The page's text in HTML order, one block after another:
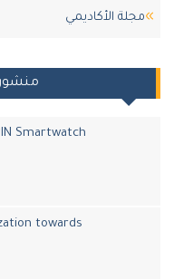
اﻷكاديمي
منشورات
Smartwatch
towards